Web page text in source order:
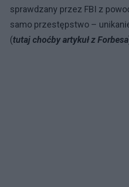
sprawdzany przez FBI z
samo przestępstwo –
(tutaj choćby artykuł z Forbesa